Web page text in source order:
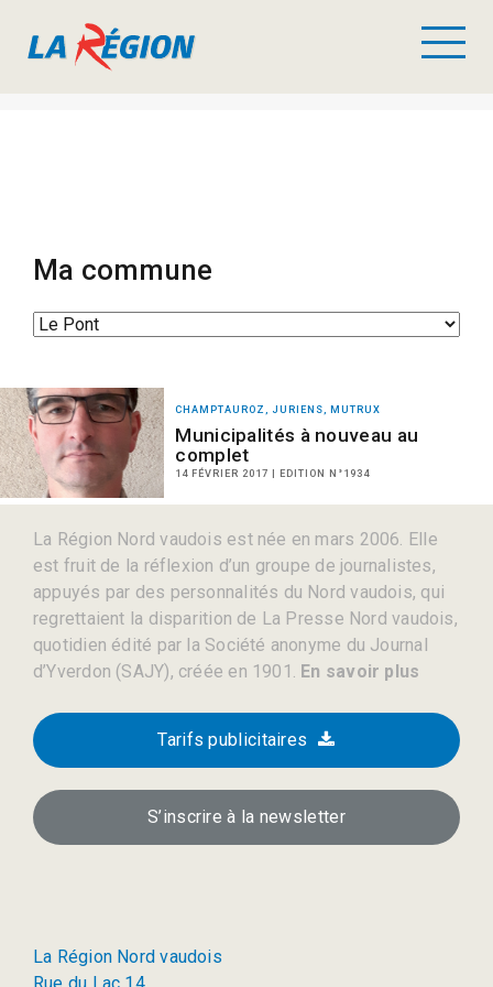
Ma commune
CHAMPTAUROZ, JURIENS, MUTRUX
Municipalités à nouveau au
complet
14 FÉVRIER 2017 | EDITION N°1934
La Région Nord vaudois est née en mars 2006. Elle
est fruit de la réflexion d’un groupe de journalistes,
appuyés par des personnalités du Nord vaudois, qui
regrettaient la disparition de La Presse Nord vaudois,
quotidien édité par la Société anonyme du Journal
d’Yverdon (SAJY), créée en 1901. En savoir plus
Tarifs publicitaires
S’inscrire à la newsletter
La Région Nord vaudois